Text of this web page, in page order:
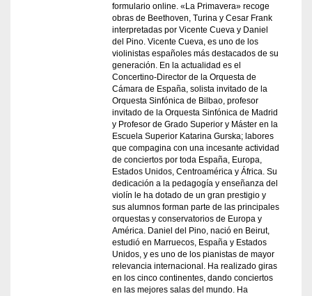
formulario online. «La Primavera» recoge
obras de Beethoven, Turina y Cesar Frank
interpretadas por Vicente Cueva y Daniel
del Pino. Vicente Cueva, es uno de los
violinistas españoles más destacados de su
generación. En la actualidad es el
Concertino-Director de la Orquesta de
Cámara de España, solista invitado de la
Orquesta Sinfónica de Bilbao, profesor
invitado de la Orquesta Sinfónica de Madrid
y Profesor de Grado Superior y Máster en la
Escuela Superior Katarina Gurska; labores
que compagina con una incesante actividad
de conciertos por toda España, Europa,
Estados Unidos, Centroamérica y África. Su
dedicación a la pedagogía y enseñanza del
violín le ha dotado de un gran prestigio y
sus alumnos forman parte de las principales
orquestas y conservatorios de Europa y
América. Daniel del Pino, nació en Beirut,
estudió en Marruecos, España y Estados
Unidos, y es uno de los pianistas de mayor
relevancia internacional. Ha realizado giras
en los cinco continentes, dando conciertos
en las mejores salas del mundo. Ha